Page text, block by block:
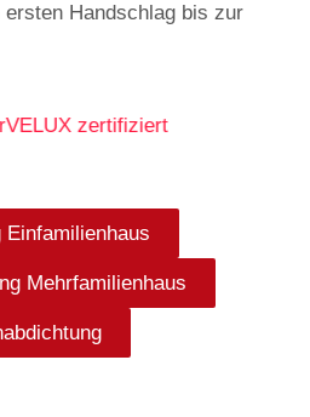
Handschlag bis zur
VELUX zertifiziert
Mehrfamilienhaus